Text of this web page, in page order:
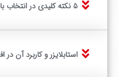
5 نکته کلیدی در انتخاب باتری ماشین
استابلایزر و کاربرد آن